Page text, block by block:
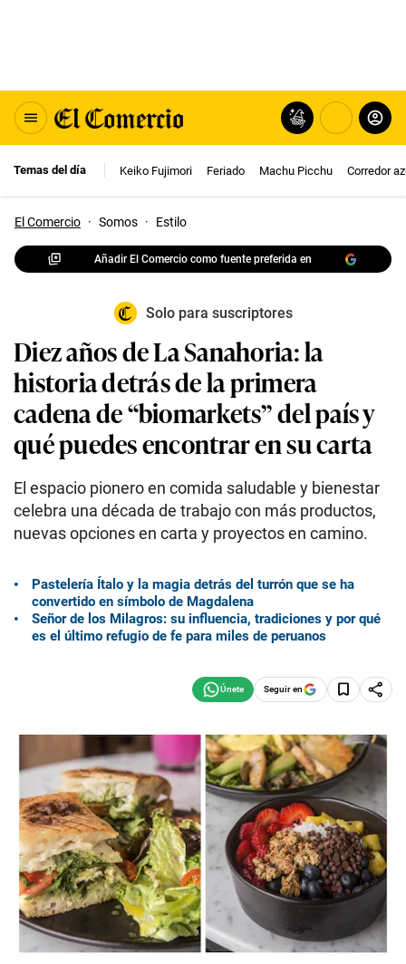
Temas del día Keiko Fujimori Feriado Machu Picchu Corredor
El Comercio · Somos · Estilo
Añadir El Comercio como fuente preferida en
Solo para suscriptores
Diez años de La Sanahoria: la
historia detrás de la primera
cadena de “biomarkets” del país y
qué puedes encontrar en su carta
El espacio pionero en comida saludable y bienestar
celebra una década de trabajo con más productos,
nuevas opciones en carta y proyectos en camino.
Pastelería Ítalo y la magia detrás del turrón que se ha
convertido en símbolo de Magdalena
Señor de los Milagros: su influencia, tradiciones y por qué
es el último refugio de fe para miles de peruanos
Seguir en